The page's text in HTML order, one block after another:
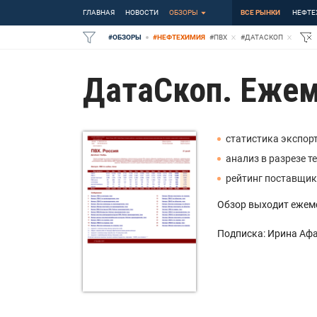
ГЛАВНАЯ НОВОСТИ ОБЗОРЫ ВСЕ РЫНКИ
#ОБЗОРЫ #НЕФТЕХИМИЯ #ПВХ #ДАТАСКОП
ДатаСкоп.
статистика
анализ в разрезе
рейтинг
Обзор выходит
Подписка: Ирина